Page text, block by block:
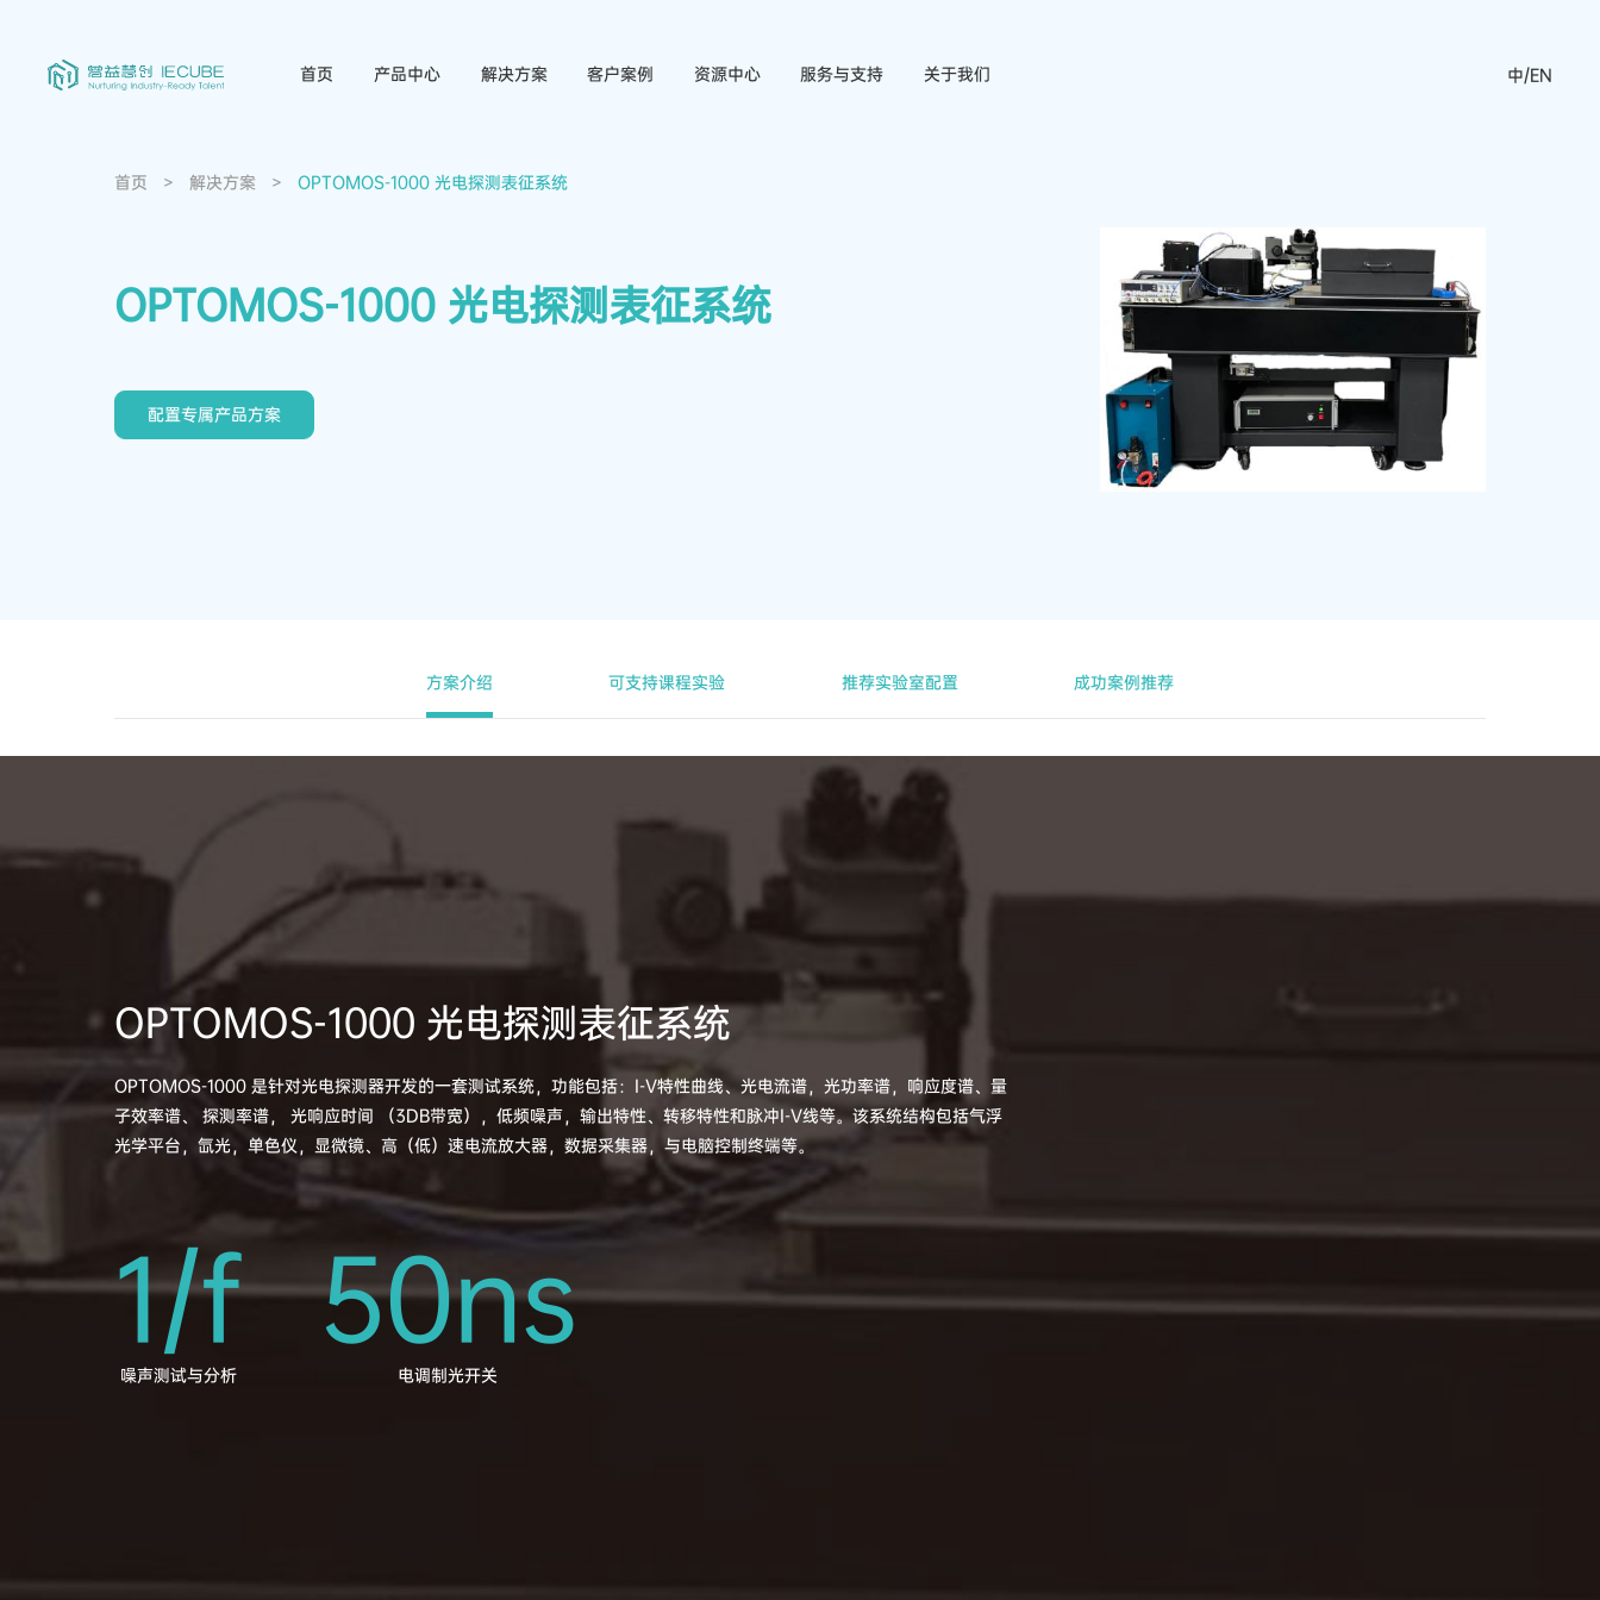
首页 产品中心 解决方案 客户案例 资源中心 服务与支持 关于我们 中/EN
首页 > 解决方案 > OPTOMOS-1000 光电探测表征系统
OPTOMOS-1000 光电探测表征系统
配置专属产品方案
方案介绍 可支持课程实验 推荐实验室配置 成功案例推荐
OPTOMOS-1000 光电探测表征系统
OPTOMOS-1000 是针对光电探测器开发的一套测试系统，功能包括：I-V特性曲线、光电流谱，光功率谱，响应度谱、量
子效率谱、 探测率谱， 光响应时间 （3DB带宽），低频噪声，输出特性、转移特性和脉冲I-V线等。该系统结构包括气浮
光学平台，氙光，单色仪，显微镜、高（低）速电流放大器，数据采集器，与电脑控制终端等。
1/f
噪声测试与分析
50ns
电调制光开关